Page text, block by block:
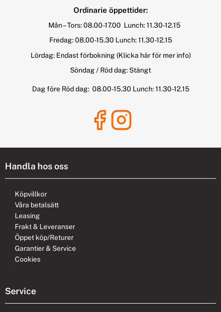
Ordinarie öppettider:
Mån – Tors: 08.00-17.00 Lunch: 11.30-12.15
Fredag: 08.00-15.30 Lunch: 11.30-12.15
Lördag: Endast förbokning (Klicka här för mer info)
Söndag / Röd dag: Stängt
Dag före Röd dag: 08.00-15.30 Lunch: 11.30-12.15
Handla hos oss
Köpvillkor
Våra betalsätt
Leasing
Frakt & Leveranser
Öppet köp/Returer
Garantier & Service
Cookies
Service